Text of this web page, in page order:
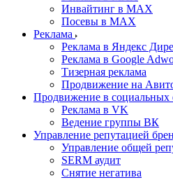
Инвайтинг в MAX
Посевы в MAX
Реклама
Реклама в Яндекс
Реклама в Google
Тизерная реклама
Продвижение на
Продвижение в социальных
Реклама в VK
Ведение группы ВК
Управление репутацией
Управление общей
SERM аудит
Снятие негатива